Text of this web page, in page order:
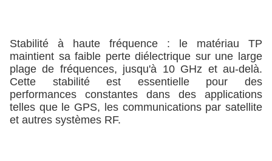
Stabilité à haute fréquence : le matériau TP
maintient sa faible perte diélectrique sur une large
plage de fréquences, jusqu'à 10 GHz et au-delà.
Cette stabilité est essentielle pour des
performances constantes dans des applications
telles que le GPS, les communications par satellite
et autres systèmes RF.